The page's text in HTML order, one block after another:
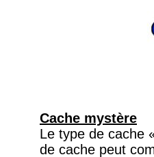
Cache mystère
Le type de cache
de cache peut